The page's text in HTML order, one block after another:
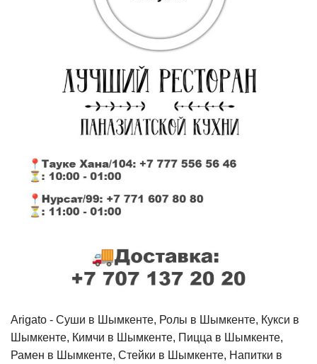
Arigato - Cуши в Шымкенте, Ролы в Шымкенте, Кукси в
Шымкенте, Кимчи в Шымкенте, Пицца в Шымкенте,
Рамен в Шымкенте, Стейки в Шымкенте, Напитки в